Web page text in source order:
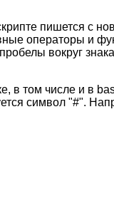
пишется с
операторы и
вокруг
в том числе и в
символ "#".